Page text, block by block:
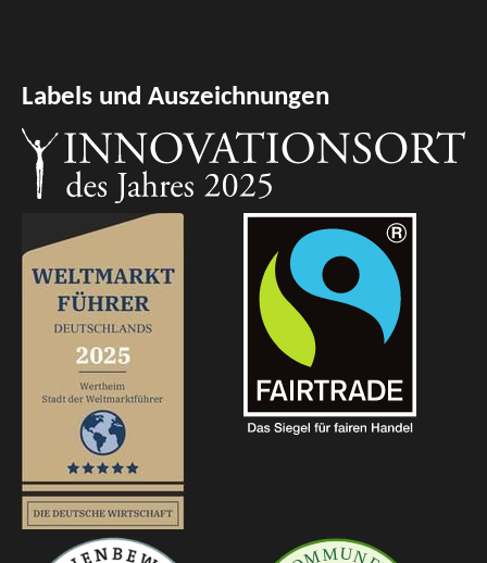
Labels und Auszeichnungen